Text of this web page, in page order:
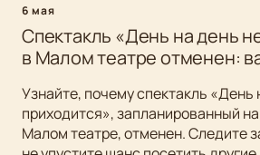
6 мая
Спектакль «День на день
в Малом театре отменен:
Узнайте, почему спектакль «День
приходится», запланированный
Малом театре, отменен. Следите